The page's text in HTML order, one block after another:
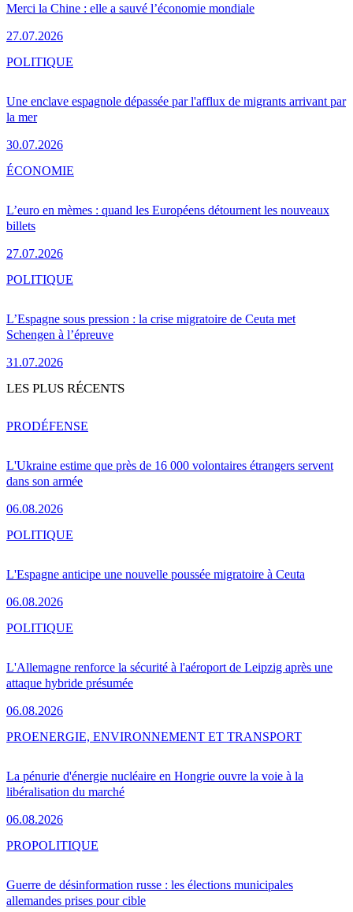
Merci la Chine : elle a sauvé l’économie mondiale
27.07.2026
Une enclave espagnole dépassée par l'afflux de migrants arrivant par
la mer
30.07.2026
POLITIQUE
L’euro en mèmes : quand les Européens détournent les nouveaux
billets
27.07.2026
ÉCONOMIE
L’Espagne sous pression : la crise migratoire de Ceuta met
Schengen à l’épreuve
31.07.2026
POLITIQUE
LES PLUS RÉCENTS
L'Ukraine estime que près de 16 000 volontaires étrangers servent
dans son armée
06.08.2026
PRODÉFENSE
L'Espagne anticipe une nouvelle poussée migratoire à Ceuta
06.08.2026
POLITIQUE
L'Allemagne renforce la sécurité à l'aéroport de Leipzig après une
attaque hybride présumée
06.08.2026
POLITIQUE
La pénurie d'énergie nucléaire en Hongrie ouvre la voie à la
libéralisation du marché
06.08.2026
PROENERGIE, ENVIRONNEMENT ET TRANSPORT
Guerre de désinformation russe : les élections municipales
allemandes prises pour cible
PROPOLITIQUE